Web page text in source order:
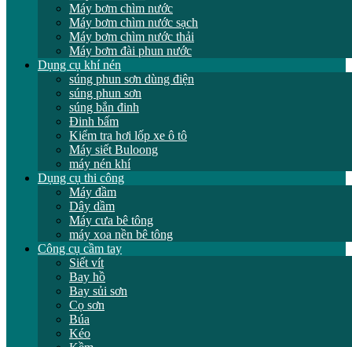
Máy bơm chìm nước
Máy bơm chìm nước sạch
Máy bơm chìm nước thải
Máy bơm đài phun nước
Dụng cụ khí nén
súng phun sơn dùng điện
súng phun sơn
súng bắn đinh
Đinh bấm
Kiểm tra hơi lốp xe ô tô
Máy siết Buloong
máy nén khí
Dụng cụ thi công
Máy đầm
Dây dầm
Máy cưa bê tông
máy xoa nền bê tông
Công cụ cầm tay
Siết vít
Bay hồ
Bay sủi sơn
Cọ sơn
Búa
Kéo